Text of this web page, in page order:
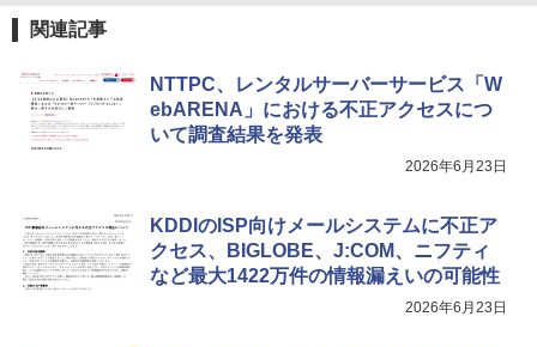
関連記事
NTTPC、レンタルサーバーサービス「W
ebARENA」における不正アクセスにつ
いて調査結果を発表
2026年6月23日
KDDIのISP向けメールシステムに不正ア
クセス、BIGLOBE、J:COM、ニフティ
など最大1422万件の情報漏えいの可能性
2026年6月23日